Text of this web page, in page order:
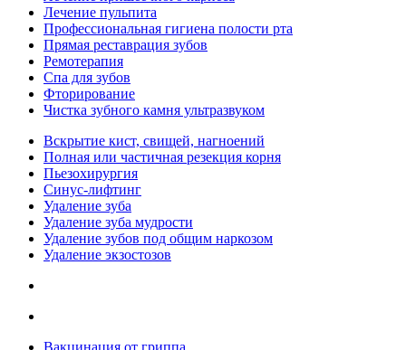
Лечение пульпита
Профессиональная гигиена полости рта
Прямая реставрация зубов
Ремотерапия
Спа для зубов
Фторирование
Чистка зубного камня ультразвуком
Вскрытие кист, свищей, нагноений
Полная или частичная резекция корня
Пьезохирургия
Синус-лифтинг
Удаление зуба
Удаление зуба мудрости
Удаление зубов под общим наркозом
Удаление экзостозов
Вакцинация от гриппа